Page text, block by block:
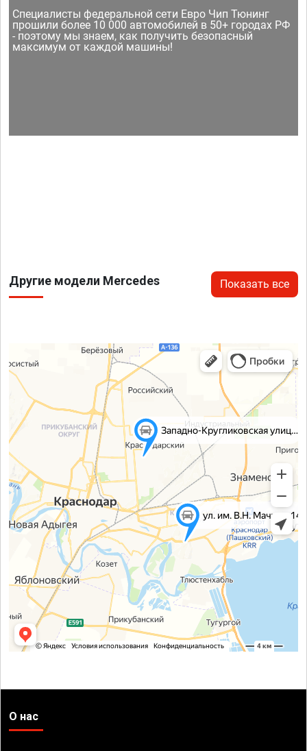
Специалисты федеральной сети Евро Чип Тюнинг
прошили более 10 000 автомобилей в 50+ городах РФ
- поэтому мы знаем, как получить безопасный
максимум от каждой машины!
Другие модели Mercedes Показать все
О нас